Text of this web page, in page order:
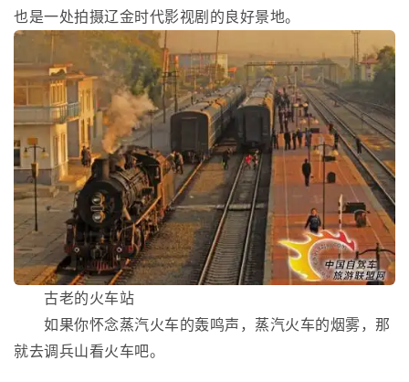
也是一处拍摄辽金时代影视剧的良好景地。
古老的火车站
如果你怀念蒸汽火车的轰鸣声，蒸汽火车的烟雾，那
就去调兵山看火车吧。